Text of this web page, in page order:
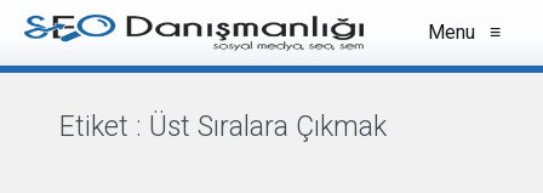
Menu ≡
Etiket : Üst Sıralara Çıkmak